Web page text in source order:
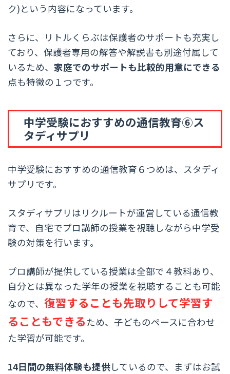
ク)という内容になっています。
さらに、リトルくらぶは保護者のサポートも充実し
ており、保護者専用の解答や解説書も別途付属して
いるため、 家庭でのサポートも比較的用意にできる
点も特徴の１つです。
中学受験におすすめの通信教育⑥ス
タディサプリ
中学受験におすすめの通信教育６つめは、スタディ
サプリです。
スタディサプリはリクルートが運営している通信教
育で、自宅でプロ講師の授業を視聴しながら中学受
験の対策を行います。
プロ講師が提供している授業は全部で４教科あり、
自分とは異なった学年の授業を視聴することも可能
なので、 復習することも先取りして学習す
ることもできる ため、子どものペースに合わせ
た学習が可能です。
14日間の無料体験も提供しているので、まずはお試